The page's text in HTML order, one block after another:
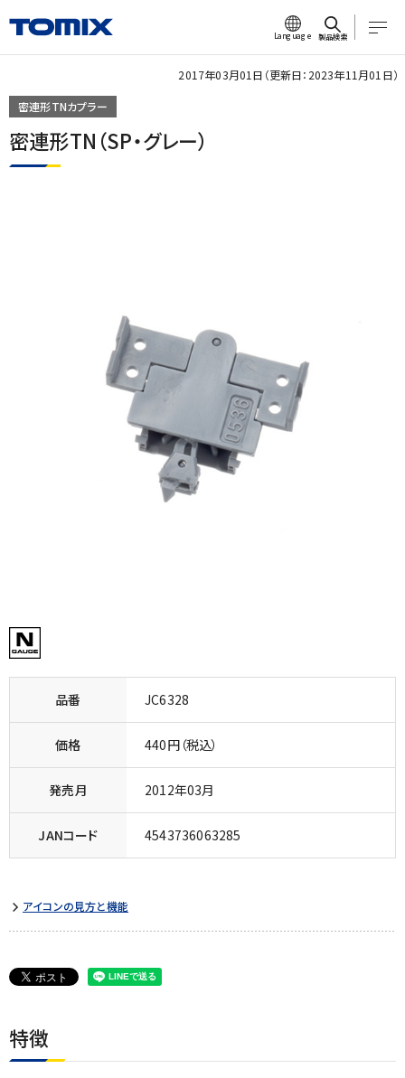
Language 製品検索
密連形TNカプラー
密連形TN（SP・グレー）
2017年03月01日（更新日：2023年11月01日）
品番 JC6328
価格 440円（税込）
発売月 2012年03月
JANコード 4543736063285
アイコンの見方と機能
特徴